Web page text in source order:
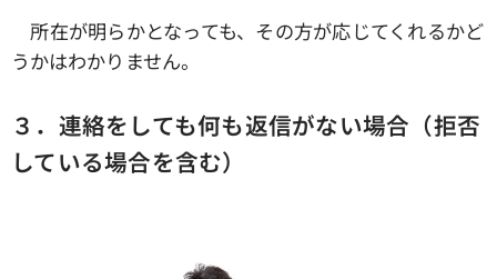
所在が明らかとなっても、その方が応じてくれるかど
うかはわかりません。
３．連絡をしても何も返信がない場合（拒否
している場合を含む）